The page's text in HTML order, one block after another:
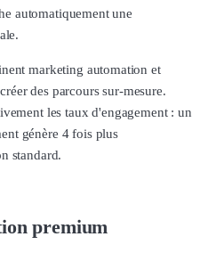
automatiquement une
marketing automation et
des parcours sur-mesure.
les taux d'engagement : un
génère 4 fois plus
standard.
premium